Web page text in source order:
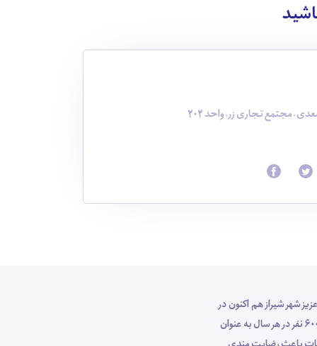
مجتمع تجاری زر، واحد 202
مهمانان عزیز شهر شیراز هم اکنون در
جایگاه ارزشمندی در صنعت گردشگری کشور قرار دارد ، بطوری که با پرسنل کارآزموده خود طی 10 سال اخیر با برگزاری تور های شیراز گردی برای بیش از 6000 نفر در هر سال به عنوان